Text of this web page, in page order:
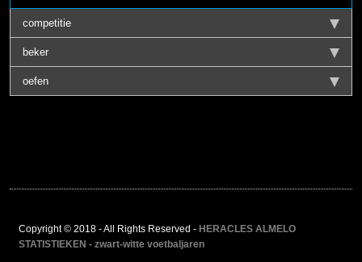
competitie
beker
oefen
Copyright © 2018 - All Rights Reserved - HERACLES ALMELO
STATISTIEKEN - zwart-witte voetbaljaren